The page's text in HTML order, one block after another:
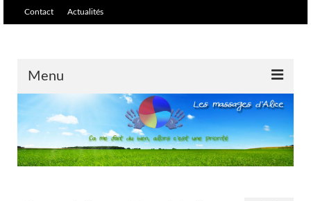
Contact Actualités
Menu
Accueil
Massages /soins